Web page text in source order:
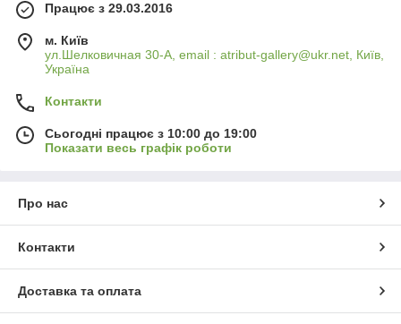
Працює з 29.03.2016
м. Київ
ул.Шелковичная 30-А, email : atribut-gallery@ukr.net, Київ,
Україна
Контакти
Сьогодні працює з 10:00 до 19:00
Показати весь графік роботи
Про нас
Контакти
Доставка та оплата